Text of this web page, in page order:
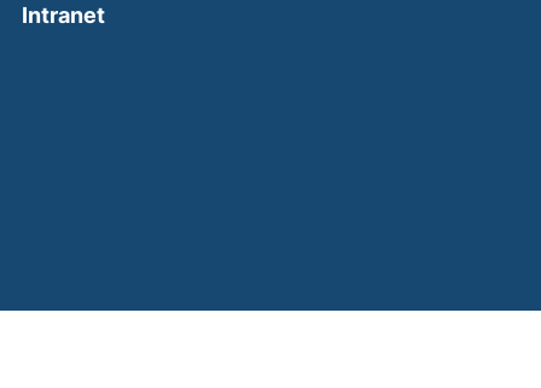
Intranet(external link, opens in a new window)